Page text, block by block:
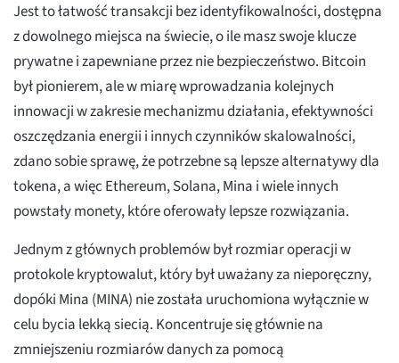
Jest to łatwość transakcji bez identyfikowalności, dostępna
z dowolnego miejsca na świecie, o ile masz swoje klucze
prywatne i zapewniane przez nie bezpieczeństwo. Bitcoin
był pionierem, ale w miarę wprowadzania kolejnych
innowacji w zakresie mechanizmu działania, efektywności
oszczędzania energii i innych czynników skalowalności,
zdano sobie sprawę, że potrzebne są lepsze alternatywy dla
tokena, a więc Ethereum, Solana, Mina i wiele innych
powstały monety, które oferowały lepsze rozwiązania.
Jednym z głównych problemów był rozmiar operacji w
protokole kryptowalut, który był uważany za nieporęczny,
dopóki Mina (MINA) nie została uruchomiona wyłącznie w
celu bycia lekką siecią. Koncentruje się głównie na
zmniejszeniu rozmiarów danych za pomocą